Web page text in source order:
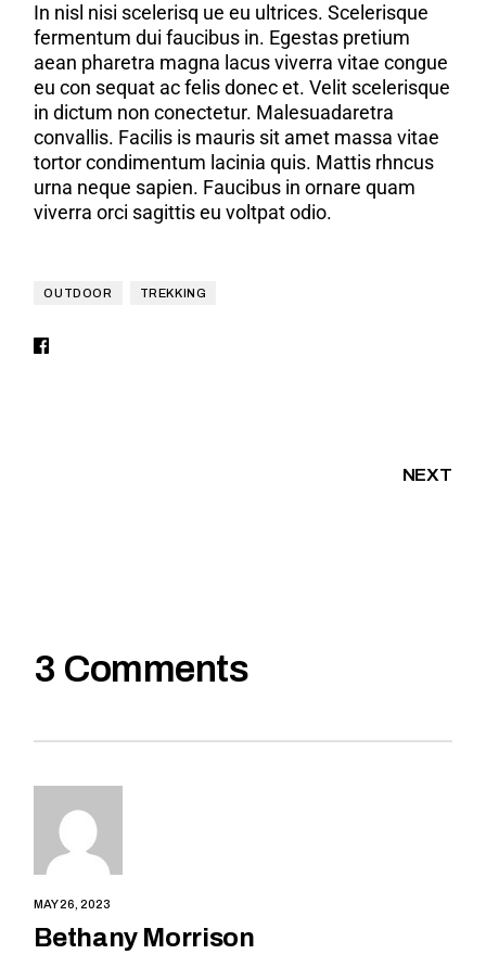
In nisl nisi scelerisq ue eu ultrices. Scelerisque
fermentum dui faucibus in. Egestas pretium
aean pharetra magna lacus viverra vitae congue
eu con sequat ac felis donec et. Velit scelerisque
in dictum non conectetur. Malesuadaretra
convallis. Facilis is mauris sit amet massa vitae
tortor condimentum lacinia quis. Mattis rhncus
urna neque sapien. Faucibus in ornare quam
viverra orci sagittis eu voltpat odio.
OUTDOOR TREKKING
NEXT
3 Comments
MAY 26, 2023
Bethany Morrison